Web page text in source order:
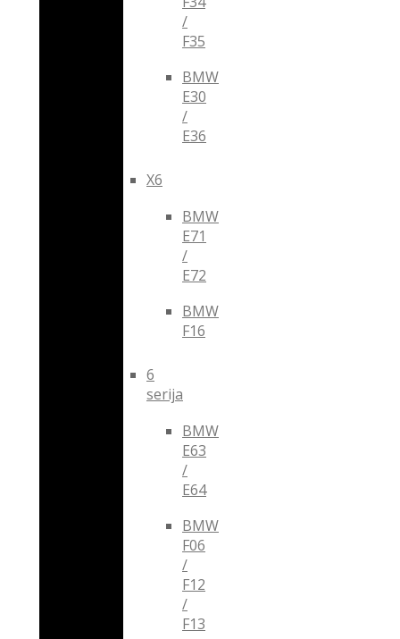
/
F35
BMW
E30
/
E36
X6
BMW
E71
/
E72
BMW
F16
6
serija
BMW
E63
/
E64
BMW
F06
/
F12
/
F13